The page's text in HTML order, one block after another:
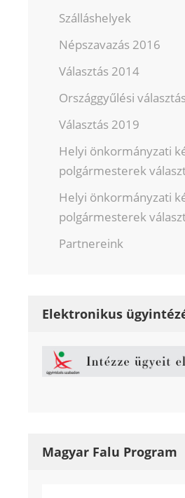
Szálláshelyek
Népszavazás 2016
Választás 2014
Országgyűlési
Választás 2019
Helyi önkormányzati
polgármesterek
Helyi önkormányzati
polgármesterek
Partnereink
Elektronikus
Magyar Falu Program